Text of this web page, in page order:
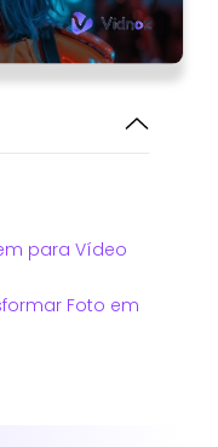
para Vídeo
Foto em